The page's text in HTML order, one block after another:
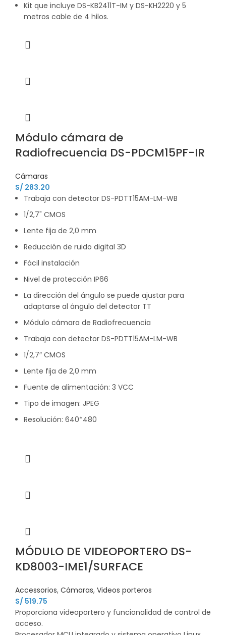
Kit que incluye DS-KB2411T-IM y DS-KH2220 y 5
metros cable de 4 hilos.
Módulo cámara de
Radiofrecuencia DS-PDCM15PF-IR
Cámaras
S/ 283.20
Trabaja con detector DS-PDTT15AM-LM-WB
1/2,7" CMOS
Lente fija de 2,0 mm
Reducción de ruido digital 3D
Fácil instalación
Nivel de protección IP66
La dirección del ángulo se puede ajustar para
adaptarse al ángulo del detector TT
Módulo cámara de Radiofrecuencia
Trabaja con detector DS-PDTT15AM-LM-WB
1/2,7″ CMOS
Lente fija de 2,0 mm
Fuente de alimentación: 3 VCC
Tipo de imagen: JPEG
Resolución: 640*480
MÓDULO DE VIDEOPORTERO DS-
KD8003-IME1/SURFACE
Accessorios, Cámaras, Videos porteros
S/ 519.75
Proporciona videoportero y funcionalidad de control de
acceso.